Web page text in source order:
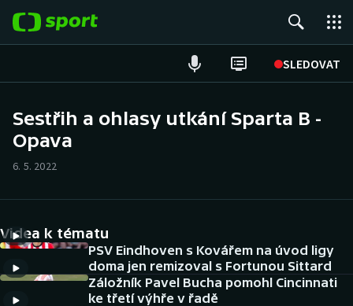
SLEDOVAT
Hokej
Cyklistika
DALŠÍ SPORTY
Sestřih a ohlasy utkání Sparta B -
Opava
6. 5. 2022
Videa k tématu
PSV Eindhoven s Kovářem na úvod ligy
doma jen remizoval s Fortunou Sittard
Záložník Pavel Bucha pomohl Cincinnati
ke třetí výhře v řadě